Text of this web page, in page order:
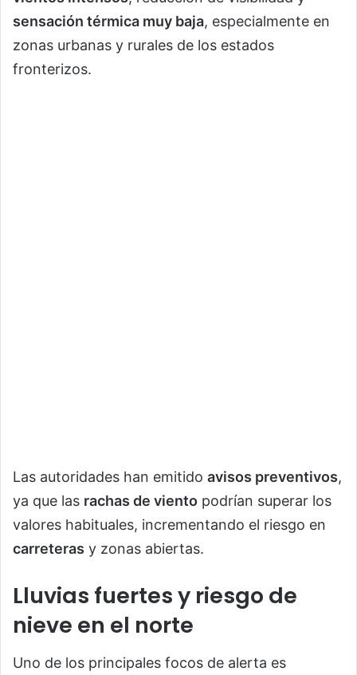
sensación térmica muy baja, especialmente en
zonas urbanas y rurales de los estados
fronterizos.
Las autoridades han emitido avisos preventivos,
ya que las rachas de viento podrían superar los
valores habituales, incrementando el riesgo en
carreteras y zonas abiertas.
Lluvias fuertes y riesgo de
nieve en el norte
Uno de los principales focos de alerta es